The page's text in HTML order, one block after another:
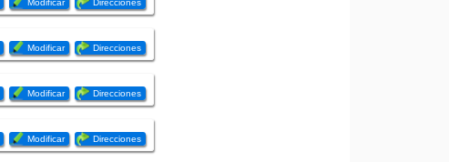
Modificar Direcciones
Modificar Direcciones
Modificar Direcciones
Modificar Direcciones